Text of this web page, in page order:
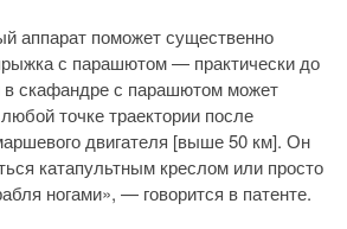
аппарат поможет существенно
с парашютом — практически до
в скафандре с парашютом может
точке траектории после
двигателя [выше 50 км]. Он
катапультным креслом или просто
ногами», — говорится в патенте.